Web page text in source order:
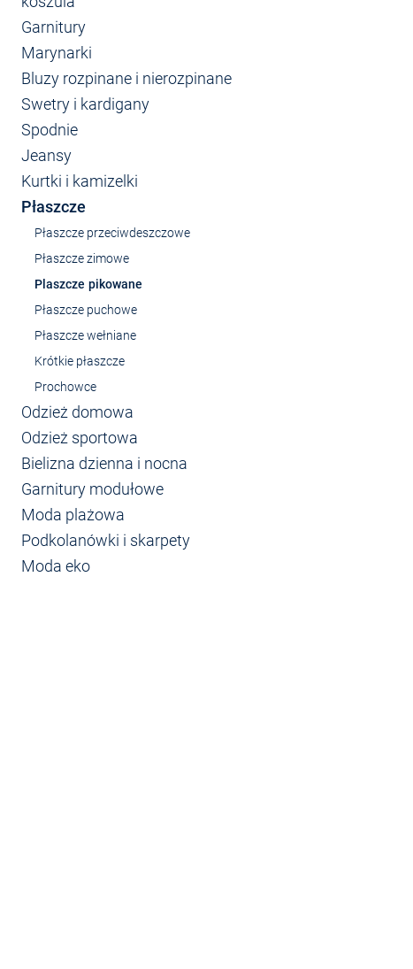
Garnitury
Marynarki
Bluzy rozpinane i nierozpinane
Swetry i kardigany
Spodnie
Jeansy
Kurtki i kamizelki
Płaszcze
Płaszcze przeciwdeszczowe
Płaszcze zimowe
Plaszcze pikowane
Płaszcze puchowe
Płaszcze wełniane
Krótkie płaszcze
Prochowce
Odzież domowa
Odzież sportowa
Bielizna dzienna i nocna
Garnitury modułowe
Moda plażowa
Podkolanówki i skarpety
Moda eko